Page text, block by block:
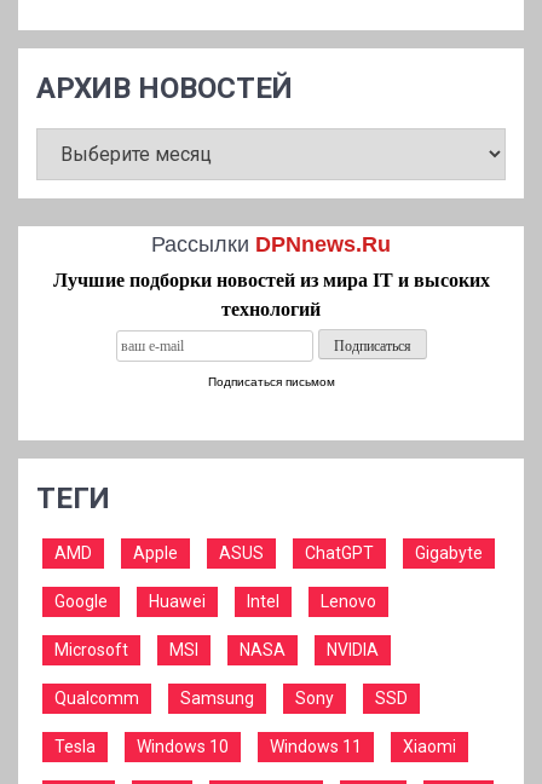
АРХИВ НОВОСТЕЙ
НОВОСТЕЙ
Рассылки DPNnews.Ru
Лучшие подборки новостей из мира IT и высоких
технологий
Подписаться письмом
ТЕГИ
AMD Apple ASUS ChatGPT Gigabyte
Google Huawei Intel Lenovo
Microsoft MSI NASA NVIDIA
Qualcomm Samsung Sony SSD
Tesla Windows 10 Windows 11 Xiaomi